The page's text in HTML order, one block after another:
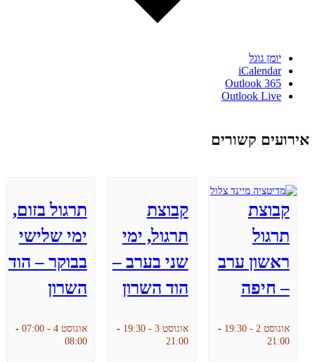
יומן גוגל
iCalendar
Outlook 365
Outlook Live
אירועים קשורים
קבוצת
תרגול
ראשון ערב
– חיפה
אוגוסט 2 - 19:30
-
21:00
קבוצת
תרגול, ימי
שני בערב –
הוד השרון
אוגוסט 3 - 19:30
-
21:00
תרגול בזום,
ימי שלישי
בבוקר – הוד
השרון
אוגוסט 4 - 07:00
-
08:00